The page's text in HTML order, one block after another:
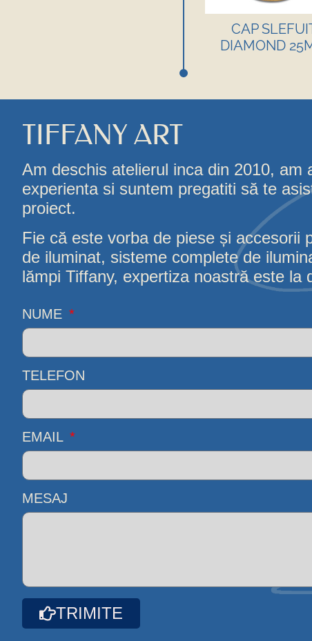
CAP
DIAMOND
TIFFANY ART
Am deschis atelierul inca din 2010, am
experienta si suntem pregatiti să te
proiect.
Fie că este vorba de piese și accesorii
de iluminat, sisteme complete de
lămpi Tiffany, expertiza noastră este la
NUME
TELEFON
EMAIL
MESAJ
TRIMITE